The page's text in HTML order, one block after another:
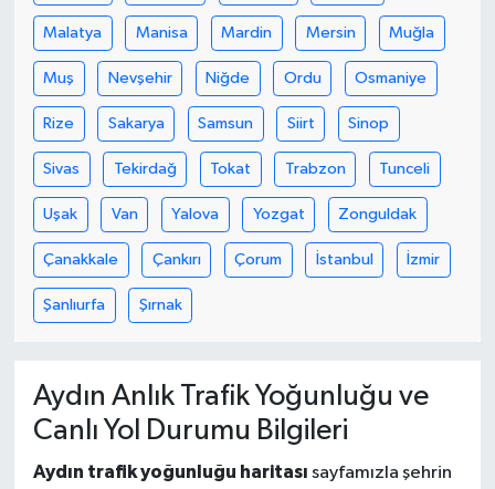
Malatya Manisa Mardin Mersin Muğla
Muş Nevşehir Niğde Ordu Osmaniye
Rize Sakarya Samsun Siirt Sinop
Sivas Tekirdağ Tokat Trabzon Tunceli
Uşak Van Yalova Yozgat Zonguldak
Çanakkale Çankırı Çorum İstanbul İzmir
Şanlıurfa Şırnak
Aydın Anlık Trafik Yoğunluğu ve
Canlı Yol Durumu Bilgileri
Aydın trafik yoğunluğu haritası sayfamızla şehrin